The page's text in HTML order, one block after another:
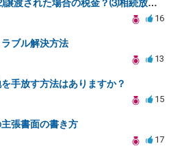
⑴ 誰が法定相続人？⑵譲渡された場合の税金？⑶相続放棄後同じ不動産を相続できない？⑷借金返済義務は？
16
ブル解決方法
13
手放す方法はありますか？
15
張書面の書き方
17